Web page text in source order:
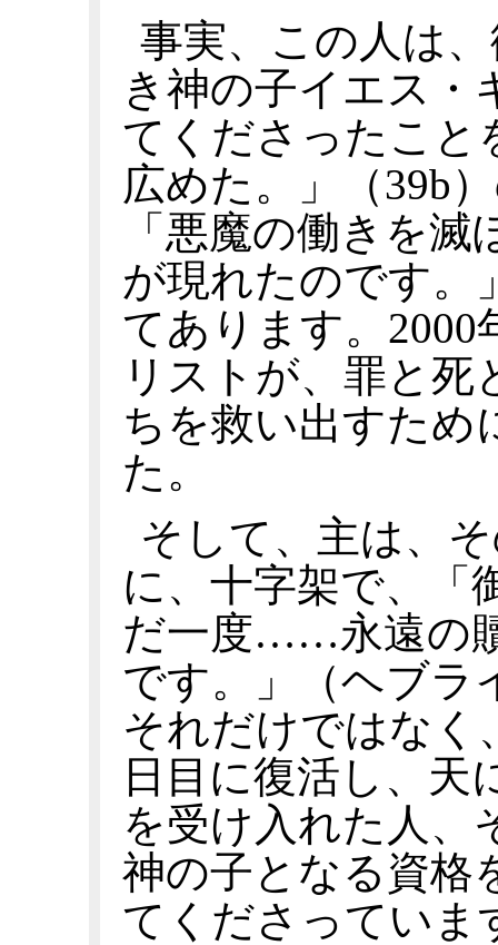
事実、この人は
き神の子イエス・
てくださったこと
広めた。」（39b
「悪魔の働きを
が現れたのです。
てあります。
リストが、罪と死
ちを救い出すため
た。
そして、主は、
に、十字架で、「
だ一度……永遠の
です。」（ヘブ
それだけではなく
日目に復活し、天
を受け入れた人、
神の子となる資格
てくださっていま